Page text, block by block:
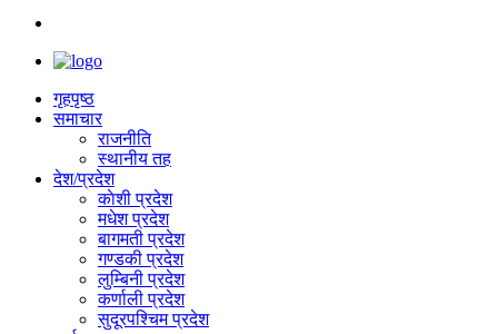
गृहपृष्‍ठ
समाचार
राजनीति
स्थानीय तह
देश/प्रदेश
काेशी प्रदेश
मधेश प्रदेश
बागमती प्रदेश
गण्डकी प्रदेश
लुम्बिनी प्रदेश
कर्णाली प्रदेश
सुदूरपश्चिम प्रदेश